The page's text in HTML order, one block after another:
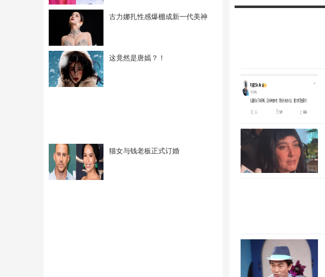
古力娜扎性感爆棚成新一代美神
这竟然是唐嫣？！
猫女与钱老板正式订婚